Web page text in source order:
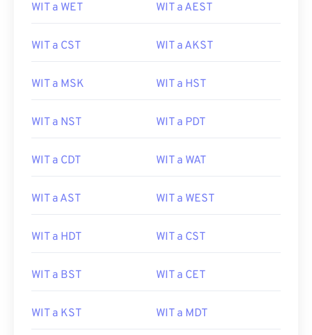
WIT a WET WIT a AEST
WIT a CST WIT a AKST
WIT a MSK WIT a HST
WIT a NST WIT a PDT
WIT a CDT WIT a WAT
WIT a AST WIT a WEST
WIT a HDT WIT a CST
WIT a BST WIT a CET
WIT a KST WIT a MDT